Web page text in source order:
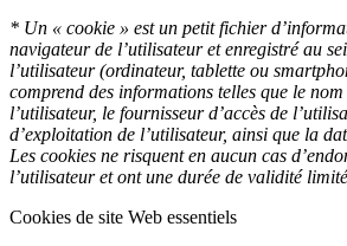
* Un « cookie » est un petit fichier
navigateur de l’utilisateur et enregistré au
l’utilisateur (ordinateur, tablette ou
comprend des informations telles que le
l’utilisateur, le fournisseur d’accès de
d’exploitation de l’utilisateur, ainsi que la
Les cookies ne risquent en aucun cas
l’utilisateur et ont une durée de validité
Cookies de site Web essentiels